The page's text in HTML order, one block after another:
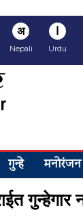
अ
Nepali
ا
Urdu
गुन्हे मनोरंजन
गुन्हेगार